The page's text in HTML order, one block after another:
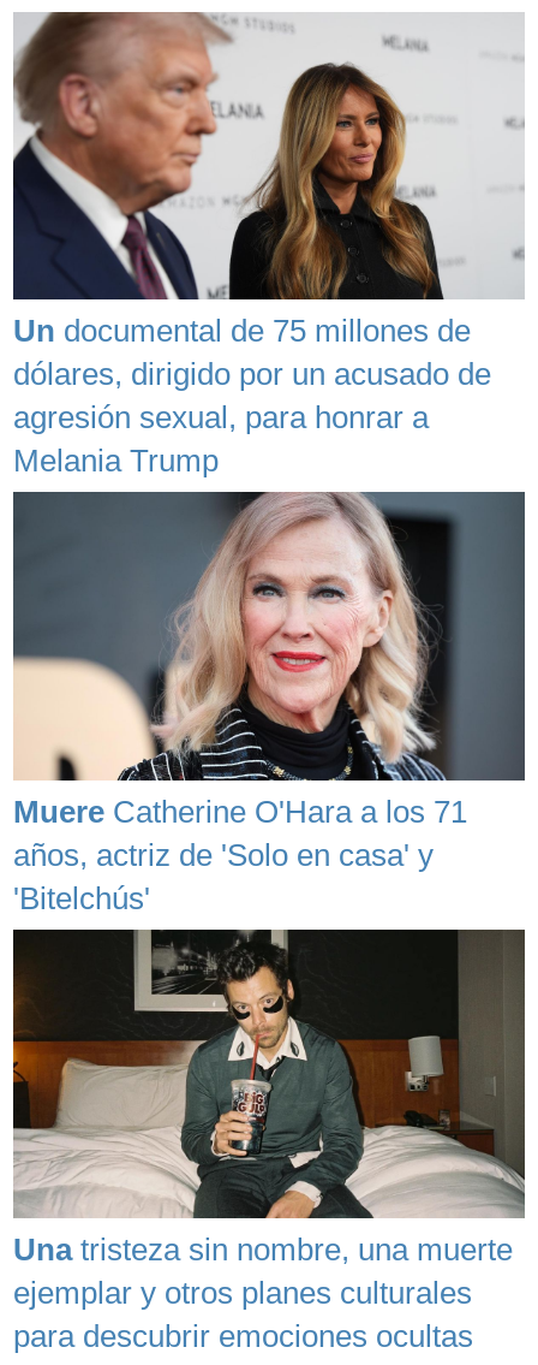
Un documental de 75 millones de
dólares, dirigido por un acusado de
agresión sexual, para honrar a
Melania Trump
Muere Catherine O'Hara a los 71
años, actriz de 'Solo en casa' y
'Bitelchús'
Unatristeza sin nombre, una muerte
ejemplar y otros planes culturales
para descubrir emociones ocultas